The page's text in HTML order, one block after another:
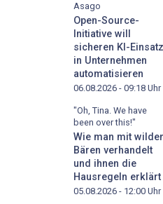
Asago
Open-Source-
Initiative will
sicheren KI-Einsatz
in Unternehmen
automatisieren
06.08.2026 - 09:18 Uhr
"Oh, Tina. We have
been over this!"
Wie man mit
Bären verhandelt
und ihnen die
Hausregeln erklärt
05.08.2026 - 12:00 Uhr